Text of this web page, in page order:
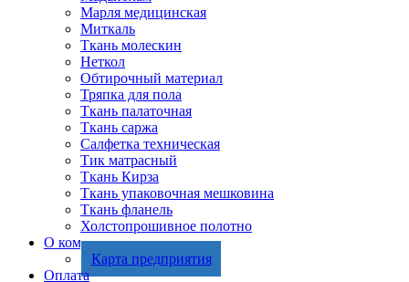
Марля медицинская
Миткаль
Ткань молескин
Неткол
Обтирочный материал
Тряпка для пола
Ткань палаточная
Ткань саржа
Салфетка техническая
Тик матрасный
Ткань Кирза
Ткань упаковочная мешковина
Ткань фланель
Холстопрошивное полотно
О компании
Карта предприятия
Оплата